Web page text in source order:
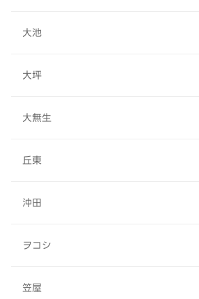
大池
大坪
大無生
丘東
沖田
ヲコシ
笠屋